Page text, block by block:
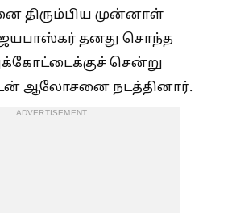
திரும்பிய முன்னாள்
தனது சொந்த
சென்று
ஆலோசனை நடத்தினார்.
ADVERTISEMENT